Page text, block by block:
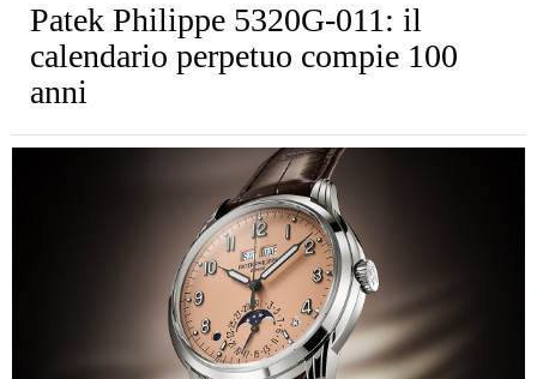
Patek Philippe 5320G-011: il
calendario perpetuo compie 100
anni